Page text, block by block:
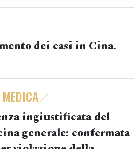
dei casi in Cina.
ingiustificata del
generale: confermata